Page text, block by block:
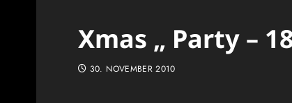
Xmas „ Party –
30. NOVEMBER 2010